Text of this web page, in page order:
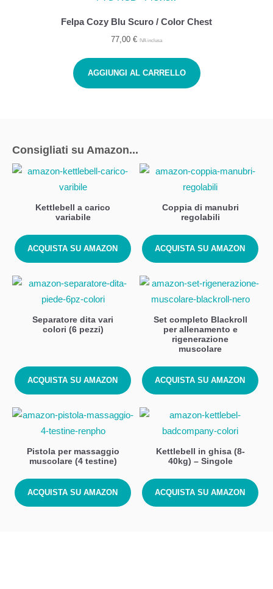
Felpa Cozy Blu Scuro / Color Chest
77,00 € IVA inclusa
AGGIUNGI AL CARRELLO
Consigliati su Amazon...
Kettlebell a carico
variabile
ACQUISTA SU AMAZON
Coppia di manubri
regolabili
ACQUISTA SU AMAZON
Separatore dita vari
colori (6 pezzi)
ACQUISTA SU AMAZON
Set completo Blackroll
per allenamento e
rigenerazione
muscolare
ACQUISTA SU AMAZON
Pistola per massaggio
muscolare (4 testine)
ACQUISTA SU AMAZON
Kettlebell in ghisa (8-
40kg) – Singole
ACQUISTA SU AMAZON